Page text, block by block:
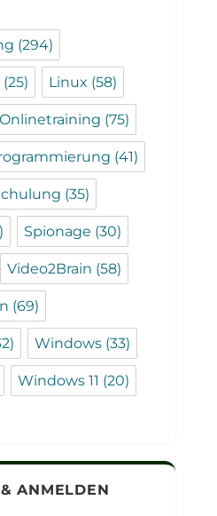
(294)
(25) Linux (58)
Onlinetraining (75)
(41)
(35)
Spionage (30)
Video2Brain (58)
(69)
Windows (33)
Windows 11 (20)
ANMELDEN